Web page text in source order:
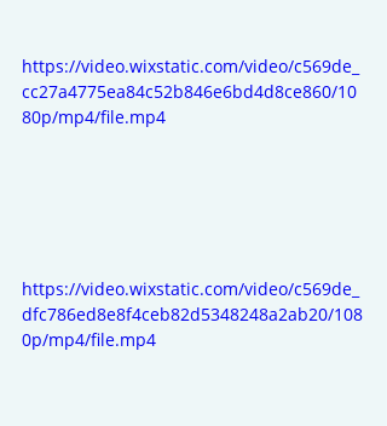
https://video.wixstatic.com/video/c569de_
cc27a4775ea84c52b846e6bd4d8ce860/10
80p/mp4/file.mp4
https://video.wixstatic.com/video/c569de_
dfc786ed8e8f4ceb82d5348248a2ab20/108
0p/mp4/file.mp4